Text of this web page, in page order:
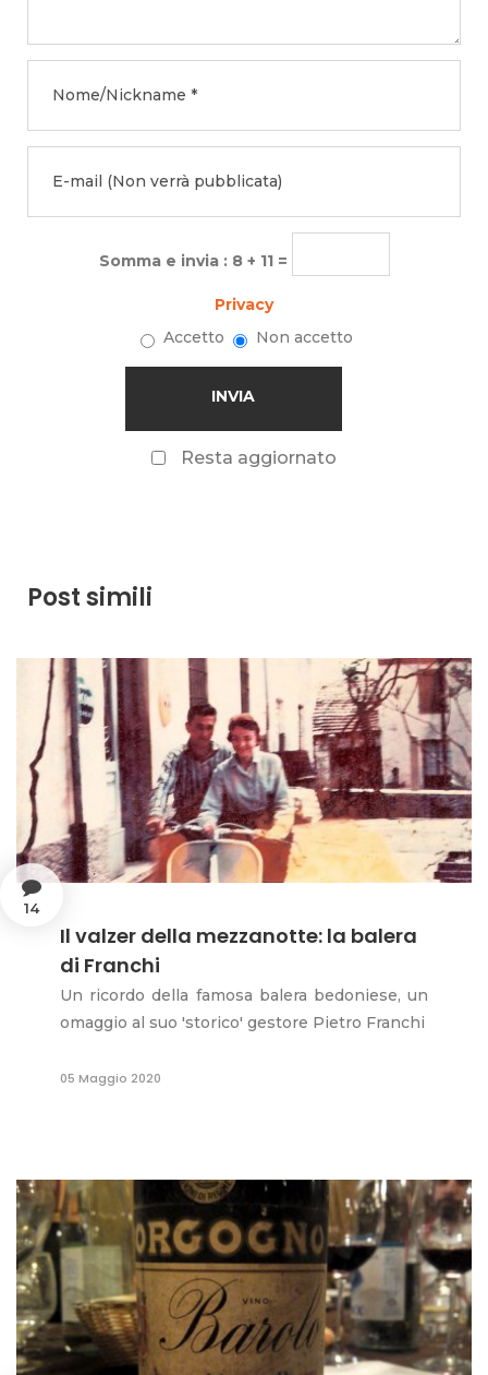
Somma e invia : 8 + 11 =
Privacy
Accetto
Non accetto
Resta aggiornato
Post simili
14
Il valzer della mezzanotte: la balera
di Franchi
Un ricordo della famosa balera bedoniese, un
omaggio al suo 'storico' gestore Pietro Franchi
05 Maggio 2020